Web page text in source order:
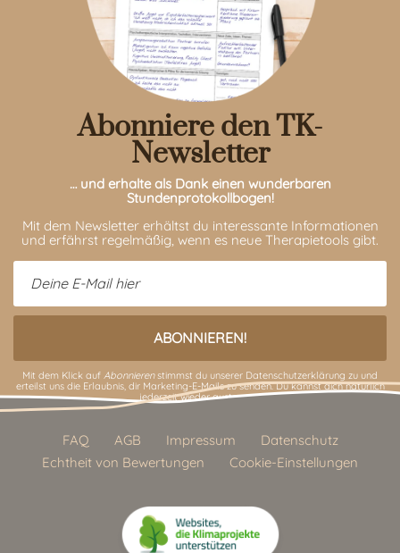
Abonniere den TK-
Newsletter
… und erhalte als Dank einen wunderbaren
Stundenprotokollbogen!
Mit dem Newsletter erhältst du interessante Informationen
und erfährst regelmäßig, wenn es neue Therapietools gibt.
Mit dem Klick auf Abonnierenstimmst du unserer Datenschutzerklärung zu und
erteilst uns die Erlaubnis, dir Marketing-E-Mails zu senden. Du kannst dich natürlich
jederzeit wieder austragen.
FAQ AGB Impressum
Datenschutz
Echtheit von Bewertungen
Cookie-Einstellungen